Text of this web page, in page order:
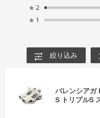
★ 2
★ 1
絞り込み
バレンシア
S トリプルS